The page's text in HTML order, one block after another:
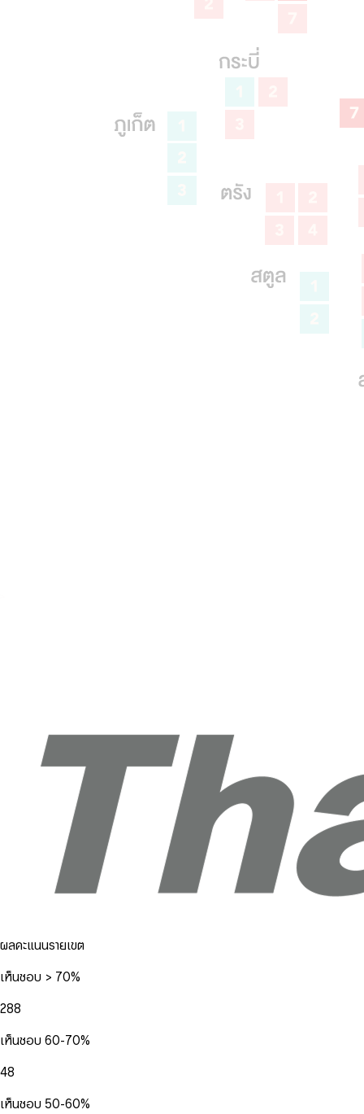
ผลคะแนนรายเขต
เห็นชอบ > 70%
288
เห็นชอบ 60-70%
48
เห็นชอบ 50-60%